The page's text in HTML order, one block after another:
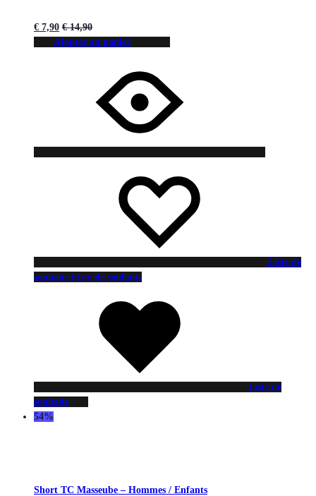
€ 7,90 €14,90
Ajouter au panier
Liste de
souhaits Liste de souhaits
Liste de
souhaits
54%
Short TC Masseube – Hommes / Enfants